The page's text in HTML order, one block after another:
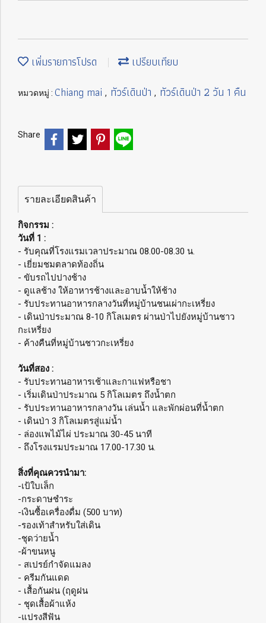
เพิ่มรายการโปรด เปรียบเทียบ
หมวดหมู่ : Chiang mai , ทัวร์เดินป่า , ทัวร์เดินป่า 2 วัน 1 คืน
Share
รายละเอียดสินค้า
กิจกรรม :
วันที่ 1 :
- รับคุณที่โรงแรมเวลาประมาณ 08.00-08.30 น.
- เยี่ยมชมตลาดท้องถิ่น
- ขับรถไปปางช้าง
- ดูแลช้าง ให้อาหารช้างและอาบน้ำให้ช้าง
- รับประทานอาหารกลางวันที่หมู่บ้านชนเผ่ากะเหรี่ยง
- เดินป่าประมาณ 8-10 กิโลเมตร ผ่านป่าไปยังหมู่บ้านชาว
กะเหรี่ยง
- ค้างคืนที่หมู่บ้านชาวกะเหรี่ยง
วันที่สอง :
- รับประทานอาหารเช้าและกาแฟหรือชา
- เริ่มเดินป่าประมาณ 5 กิโลเมตร ถึงน้ำตก
- รับประทานอาหารกลางวัน เล่นน้ำ และพักผ่อนที่น้ำตก
- เดินป่า 3 กิโลเมตรสู่แม่น้ำ
- ล่องแพไม้ไผ่ ประมาณ 30-45 นาที
- ถึงโรงแรมประมาณ 17.00-17.30 น.
สิ่งที่คุณควรนำมา:
-เป้ใบเล็ก
-กระดาษชำระ
-เงินซื้อเครื่องดื่ม (500 บาท)
-รองเท้าสำหรับใส่เดิน
-ชุดว่ายน้ำ
-ผ้าขนหนู
- สเปรย์กำจัดแมลง
- ครีมกันแดด
- เสื้อกันฝน (ฤดูฝน
- ชุดเสื้อผ้าแห้ง
-แปรงสีฟัน